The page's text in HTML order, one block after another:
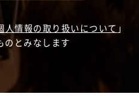
人情報の取り扱いについて 」
のとみなします